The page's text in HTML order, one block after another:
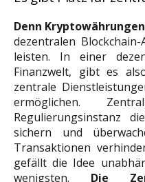
Denn Kryptowährungen
dezentralen
leisten. In einer
Finanzwelt, gibt es
zentrale
ermöglichen.
Regulierungsinstanz
sichern und
Transaktionen
gefällt die Idee
wenigsten. Die